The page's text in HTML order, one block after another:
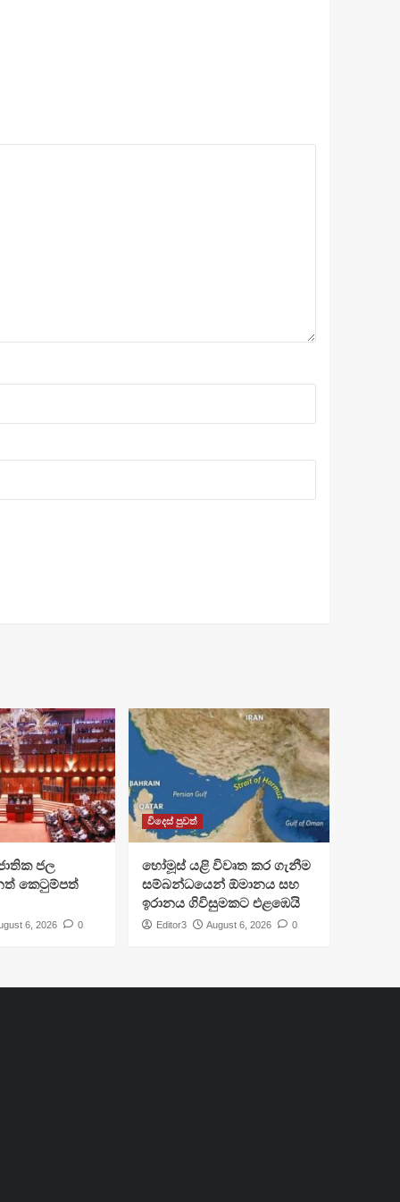
ජල
කෙටුම්පත්
6, 2026 0
විදෙස් පුවත්
හෝමූස් යළි විවෘත කර ගැනීම
සම්බන්ධයෙන් ඕමානය සහ
ඉරානය ගිවිසුමකට එළඹෙයි
Editor3 August 6, 2026 0